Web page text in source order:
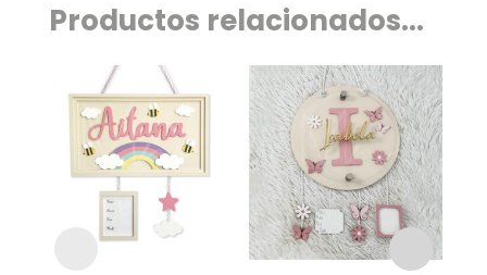
Productos relacionados...